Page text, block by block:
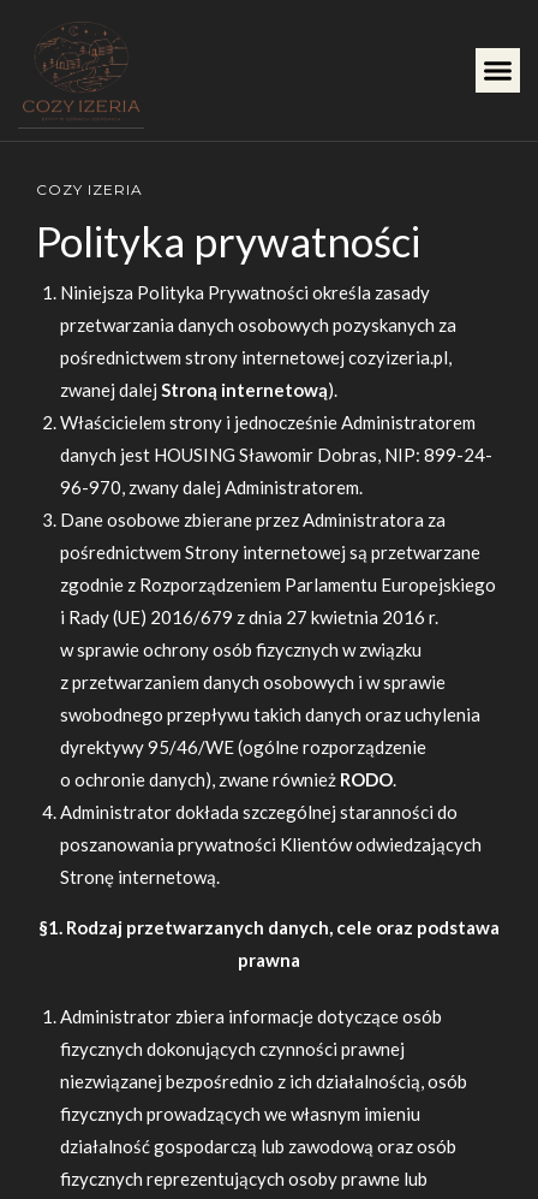
COZY IZERIA
Polityka prywatności
Niniejsza Polityka Prywatności określa zasady
przetwarzania danych osobowych pozyskanych za
pośrednictwem strony internetowej cozyizeria.pl,
zwanej dalej Stroną internetową).
Właścicielem strony i jednocześnie Administratorem
danych jest HOUSING Sławomir Dobras, NIP: 899-24-
96-970, zwany dalej Administratorem.
Dane osobowe zbierane przez Administratora za
pośrednictwem Strony internetowej są przetwarzane
zgodnie z Rozporządzeniem Parlamentu Europejskiego
i Rady (UE) 2016/679 z dnia 27 kwietnia 2016 r.
w sprawie ochrony osób fizycznych w związku
z przetwarzaniem danych osobowych i w sprawie
swobodnego przepływu takich danych oraz uchylenia
dyrektywy 95/46/WE (ogólne rozporządzenie
o ochronie danych), zwane również RODO.
Administrator dokłada szczególnej staranności do
poszanowania prywatności Klientów odwiedzających
Stronę internetową.
§1. Rodzaj przetwarzanych danych, cele oraz podstawa
prawna
Administrator zbiera informacje dotyczące osób
fizycznych dokonujących czynności prawnej
niezwiązanej bezpośrednio z ich działalnością, osób
fizycznych prowadzących we własnym imieniu
działalność gospodarczą lub zawodową oraz osób
fizycznych reprezentujących osoby prawne lub